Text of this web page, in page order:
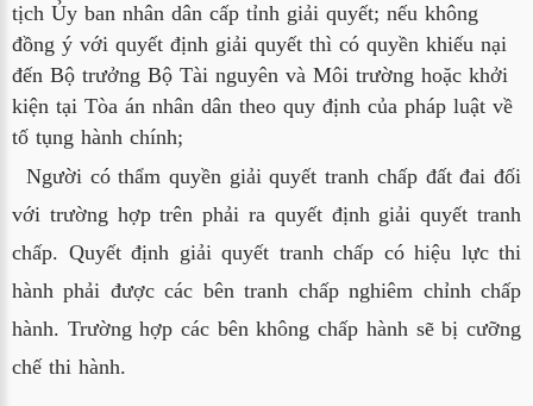
tịch Ủy ban nhân dân cấp tỉnh giải quyết; nếu không
đồng ý với quyết định giải quyết thì có quyền khiếu nại
đến Bộ trưởng Bộ Tài nguyên và Môi trường hoặc khởi
kiện tại Tòa án nhân dân theo quy định của pháp luật về
tố tụng hành chính;
Người có thẩm quyền giải quyết tranh chấp đất đai đối
với trường hợp trên phải ra quyết định giải quyết tranh
chấp. Quyết định giải quyết tranh chấp có hiệu lực thi
hành phải được các bên tranh chấp nghiêm chỉnh chấp
hành. Trường hợp các bên không chấp hành sẽ bị cưỡng
chế thi hành.